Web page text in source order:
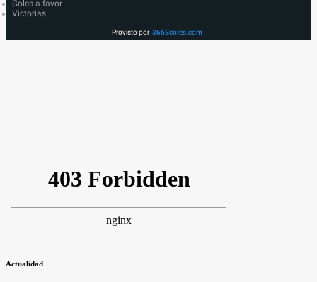
Goles a favor
Victorias
Provisto por 365Scores.com
Actualidad